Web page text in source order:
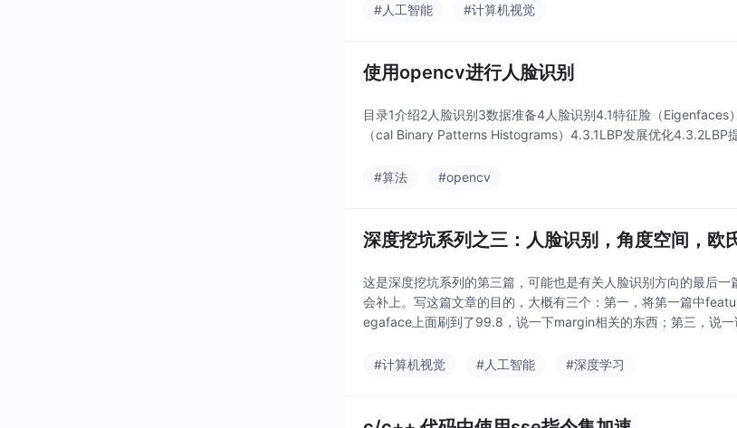
#人工智能 #计算机视觉
使用opencv进行人脸识别
目录1介绍2人脸识别3数据准备4人脸识别4.1特征脸（
（cal Binary Patterns Histograms）4.3.1LBP发展优化4.3.2LBP
#算法 #opencv
深度挖坑系列之三：人脸识别，角度空间，欧
这是深度挖坑系列的第三篇，可能也是有关人脸识别方向的最后
会补上。写这篇文章的目的，大概有三个：第一，将第一篇中
egaface上面刷到了99.8，说一下margin相关的东西；第三，说
#计算机视觉 #人工智能 #深度学习